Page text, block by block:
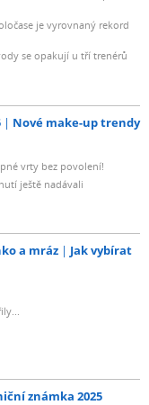
je vyrovnaný rekord
se opakují u tří trenérů
Nové make-up trendy
vrty bez povolení!
ještě nadávali
a mráz
Jak vybírat
známka 2025